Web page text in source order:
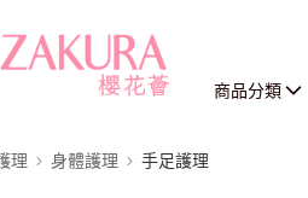
商品分類
理 身體護理 手足護理